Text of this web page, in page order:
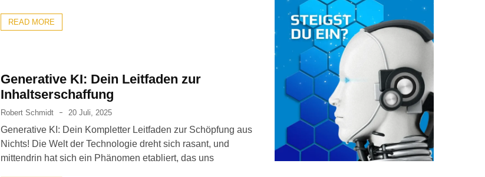
READ MORE
Generative KI: Dein Leitfaden zur
Inhaltserschaffung
Robert Schmidt 20 Juli, 2025
Generative KI: Dein Kompletter Leitfaden zur Schöpfung aus
Nichts! Die Welt der Technologie dreht sich rasant, und
mittendrin hat sich ein Phänomen etabliert, das uns